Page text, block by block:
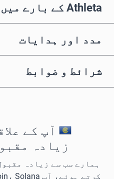
Athleta کے بارے میں
مدد اور ہدایات
شرائط و ضوابط
آپ کے
زیادہ
ہمارے سب سے زیادہ